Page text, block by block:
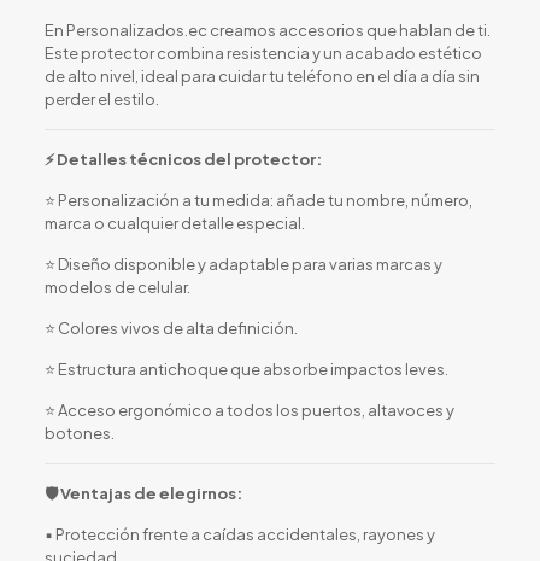
En Personalizados.ec creamos accesorios que hablan de ti.
Este protector combina resistencia y un acabado estético
de alto nivel, ideal para cuidar tu teléfono en el día a día sin
perder el estilo.
⚡ Detalles técnicos del protector:
⭐ Personalización a tu medida: añade tu nombre, número,
marca o cualquier detalle especial.
⭐ Diseño disponible y adaptable para varias marcas y
modelos de celular.
⭐ Colores vivos de alta definición.
⭐ Estructura antichoque que absorbe impactos leves.
⭐ Acceso ergonómico a todos los puertos, altavoces y
botones.
🛡️ Ventajas de elegirnos:
▪️ Protección frente a caídas accidentales, rayones y
suciedad.